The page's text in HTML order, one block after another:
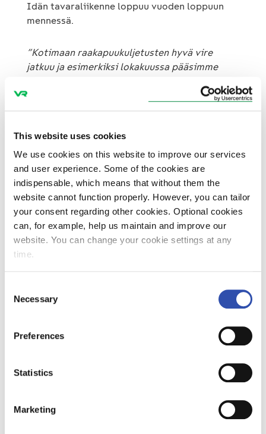
This website uses cookies
We use cookies on this website to improve our services
and user experience. Some of the cookies are
indispensable, which means that without them the
website cannot function properly. However, you can tailor
your consent regarding other cookies. Optional cookies
can, for example, help us maintain and improve our
website. You can change your cookie settings at any
time.
Selection
Necessary
Preferences
Statistics
Marketing
Idän tavaraliikenne loppuu vuoden loppuun
mennessä.
”Kotimaan raakapuukuljetusten hyvä vire
jatkuu ja esimerkiksi lokakuussa pääsimme
Metsäteollisuuden raakapuun tarve kasvoi
hyvin äkkiä ja nopealla aikataululla olemme
järjestelleet raakapuujärjestelmäämme ja
kuljetuskonsepteja uudelleen, mikä on
mahdollistanut korkeammat kuljetusmäärät"
VR:n toimitusjohtajaElisa Markulakertoo.
Marraskuussa
yhteensä 1 188 000
matkaa
on noin 25 % enemmän kuin vuoden 2021